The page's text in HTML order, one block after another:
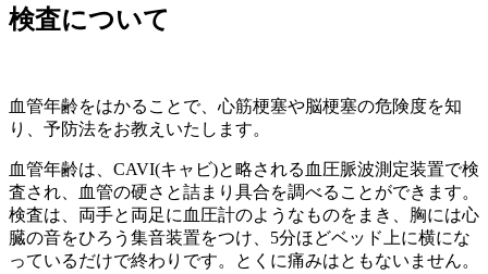
検査について
血管年齢をはかることで、心筋梗塞や脳梗塞の危険度を知
り、予防法をお教えいたします。
血管年齢は、CAVI(キャビ)と略される血圧脈波測定装置で検
査され、血管の硬さと詰まり具合を調べることができます。
検査は、両手と両足に血圧計のようなものをまき、胸には心
臓の音をひろう集音装置をつけ、5分ほどベッド上に横にな
っているだけで終わりです。とくに痛みはともないません。